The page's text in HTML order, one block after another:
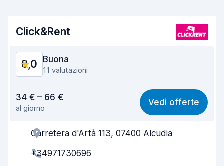
Click&Rent
8,0 Buona
11 valutazioni
7,4
Facile da trovare 8,7
Gentilezza degli agenti
Rapidità del ritiro
34 € – 66 €
al giorno
Vedi offerte
Carretera d'Artà 113, 07400 Alcudia
+34971730696